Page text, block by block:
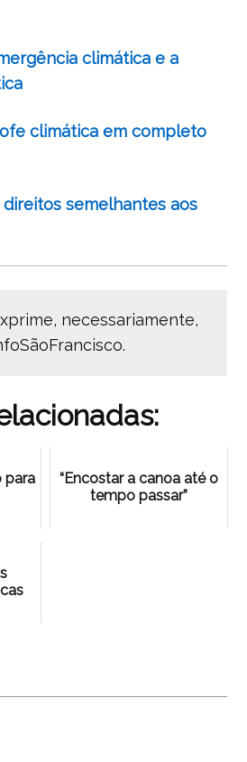
climática e a
climática em completo
semelhantes aos
necessariamente,
para
“Encostar a canoa até o
tempo passar”